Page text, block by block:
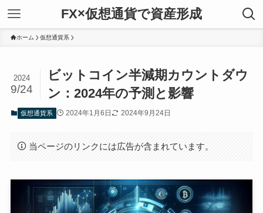
FX×仮想通貨で資産形成
ホーム 仮想通貨系
ビットコイン半減期カウントダウ
ン：2024年の予測と影響
2024
9/24
仮想通貨系 2024年1月6日 2024年9月24日
当ページのリンクには広告が含まれています。